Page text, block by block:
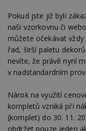
Pokud jste již byli
naši vzorkovnu či
můžete očekávat
řad, širší paletu
nevíte, že právě nyní
v nadstandardním
Nárok na využití
kompletů vzniká při
(komplet) do 30. 11.
obdržet pouze jeden